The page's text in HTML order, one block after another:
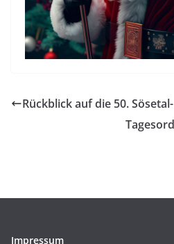
Rückblick auf die 50.
Impressum